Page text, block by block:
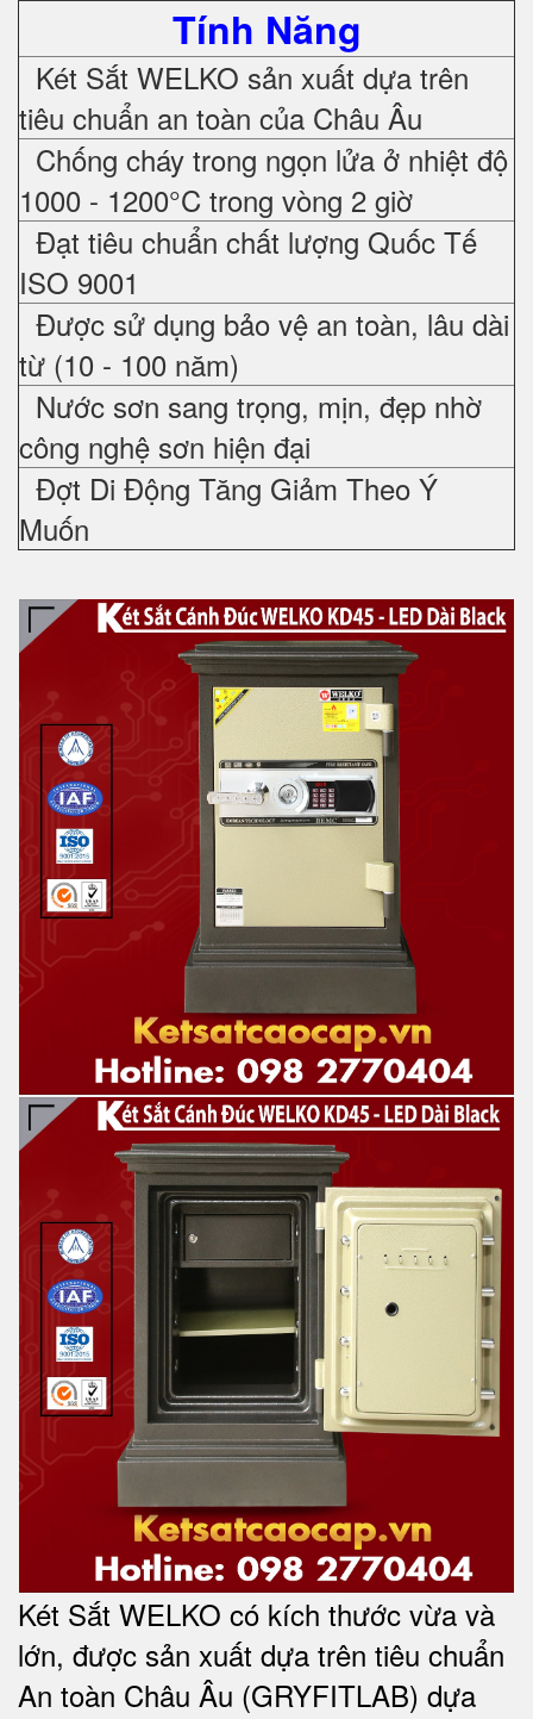
Tính Năng
Két Sắt WELKO sản xuất dựa trên
tiêu chuẩn an toàn của Châu Âu
Chống cháy trong ngọn lửa ở nhiệt độ
1000 - 1200°C trong vòng 2 giờ
Đạt tiêu chuẩn chất lượng Quốc Tế
ISO 9001
Được sử dụng bảo vệ an toàn, lâu dài
từ (10 - 100 năm)
Nước sơn sang trọng, mịn, đẹp nhờ
công nghệ sơn hiện đại
Đợt Di Động Tăng Giảm Theo Ý
Muốn
Két Sắt WELKO có kích thước vừa và
lớn, được sản xuất dựa trên tiêu chuẩn
An toàn Châu Âu (GRYFITLAB) dựa